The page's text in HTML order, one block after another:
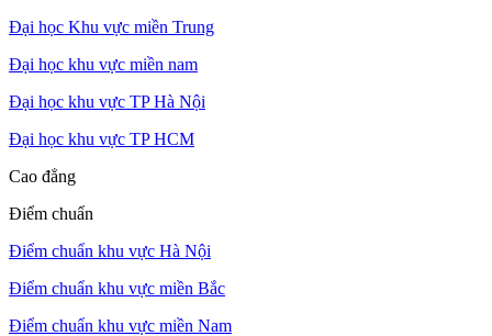
Đại học Khu vực miền Trung
Đại học khu vực miền nam
Đại học khu vực TP Hà Nội
Đại học khu vực TP HCM
Cao đẳng
Điểm chuẩn
Điểm chuẩn khu vực Hà Nội
Điểm chuẩn khu vực miền Bắc
Điểm chuẩn khu vực miền Nam